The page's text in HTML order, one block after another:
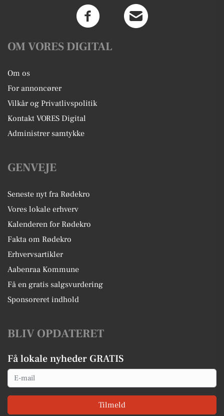
OM VORES DIGITAL
Om os
For annoncører
Vilkår og Privatlivspolitik
Kontakt VORES Digital
Administrer samtykke
GENVEJE
Seneste nyt fra Rødekro
Vores lokale erhverv
Kalenderen for Rødekro
Fakta om Rødekro
Erhvervsartikler
Aabenraa Kommune
Få en gratis salgsvurdering
Sponsoreret indhold
BLIV OPDATERET
Få lokale nyheder GRATIS
Email
Tilmeld